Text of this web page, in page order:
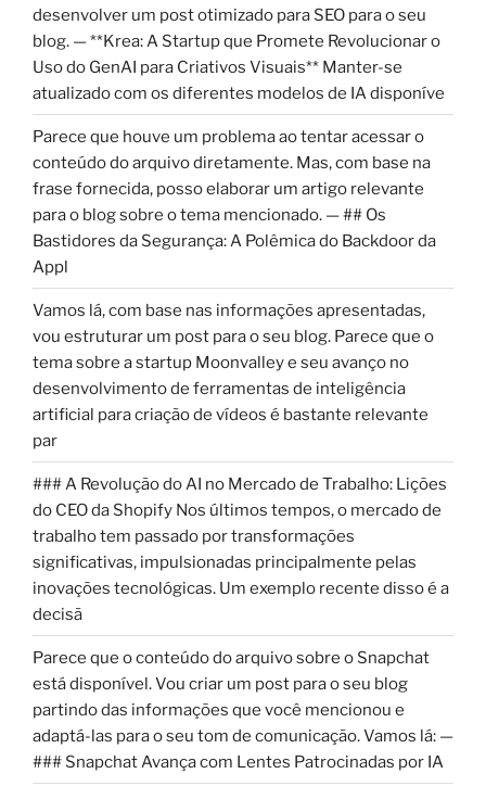
desenvolver um post otimizado para SEO para o seu
blog. — **Krea: A Startup que Promete Revolucionar o
Uso do GenAI para Criativos Visuais** Manter-se
atualizado com os diferentes modelos de IA disponíve
Parece que houve um problema ao tentar acessar o
conteúdo do arquivo diretamente. Mas, com base na
frase fornecida, posso elaborar um artigo relevante
para o blog sobre o tema mencionado. — ## Os
Bastidores da Segurança: A Polêmica do Backdoor da
Appl
Vamos lá, com base nas informações apresentadas,
vou estruturar um post para o seu blog. Parece que o
tema sobre a startup Moonvalley e seu avanço no
desenvolvimento de ferramentas de inteligência
artificial para criação de vídeos é bastante relevante
par
### A Revolução do AI no Mercado de Trabalho: Lições
do CEO da Shopify Nos últimos tempos, o mercado de
trabalho tem passado por transformações
significativas, impulsionadas principalmente pelas
inovações tecnológicas. Um exemplo recente disso é a
decisã
Parece que o conteúdo do arquivo sobre o Snapchat
está disponível. Vou criar um post para o seu blog
partindo das informações que você mencionou e
adaptá-las para o seu tom de comunicação. Vamos lá: —
### Snapchat Avança com Lentes Patrocinadas por IA